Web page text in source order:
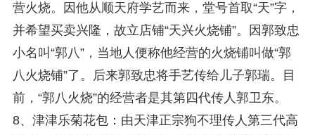
营火烧。因他从顺天府学艺而来，堂号首取“天”字，
并希望买卖兴隆，故立店铺“天兴火烧铺”。因郭致忠
小名叫“郭八”，当地人便称他经营的火烧铺叫做“郭
八火烧铺”了。后来郭致忠将手艺传给儿子郭瑞。目
前，“郭八火烧”的经营者是其第四代传人郭卫东。
8、津津乐菊花包：由天津正宗狗不理传人第三代高